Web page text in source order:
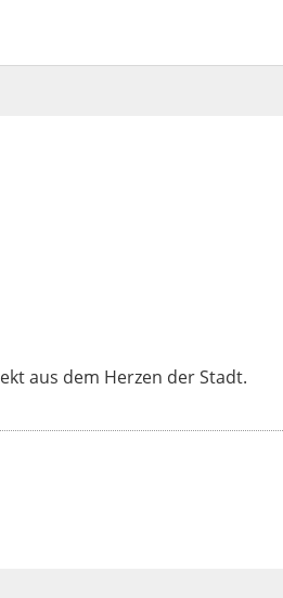
aus dem Herzen der Stadt.